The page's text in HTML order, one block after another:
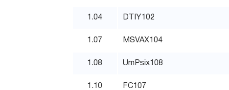
1.04 DTIY102
1.07 MSVAX104
1.08 UmPsix108
1.10 FC107